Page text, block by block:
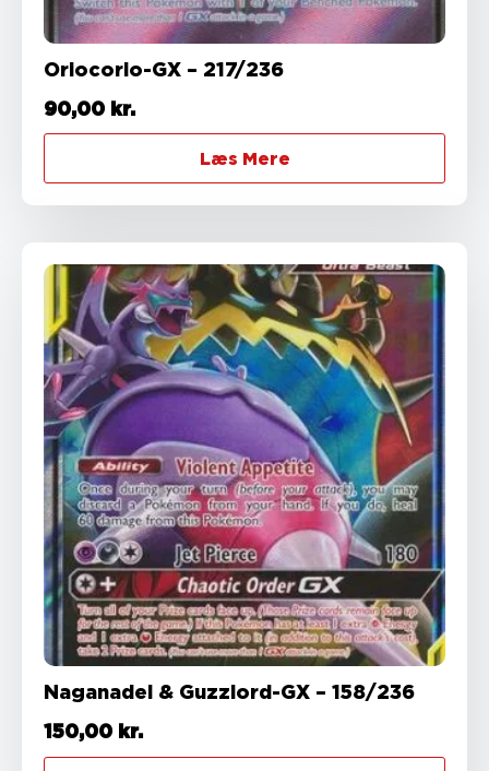
Oriocorio-GX – 217/236
90,00 kr.
Læs Mere
Naganadel & Guzzlord-GX – 158/236
150,00 kr.